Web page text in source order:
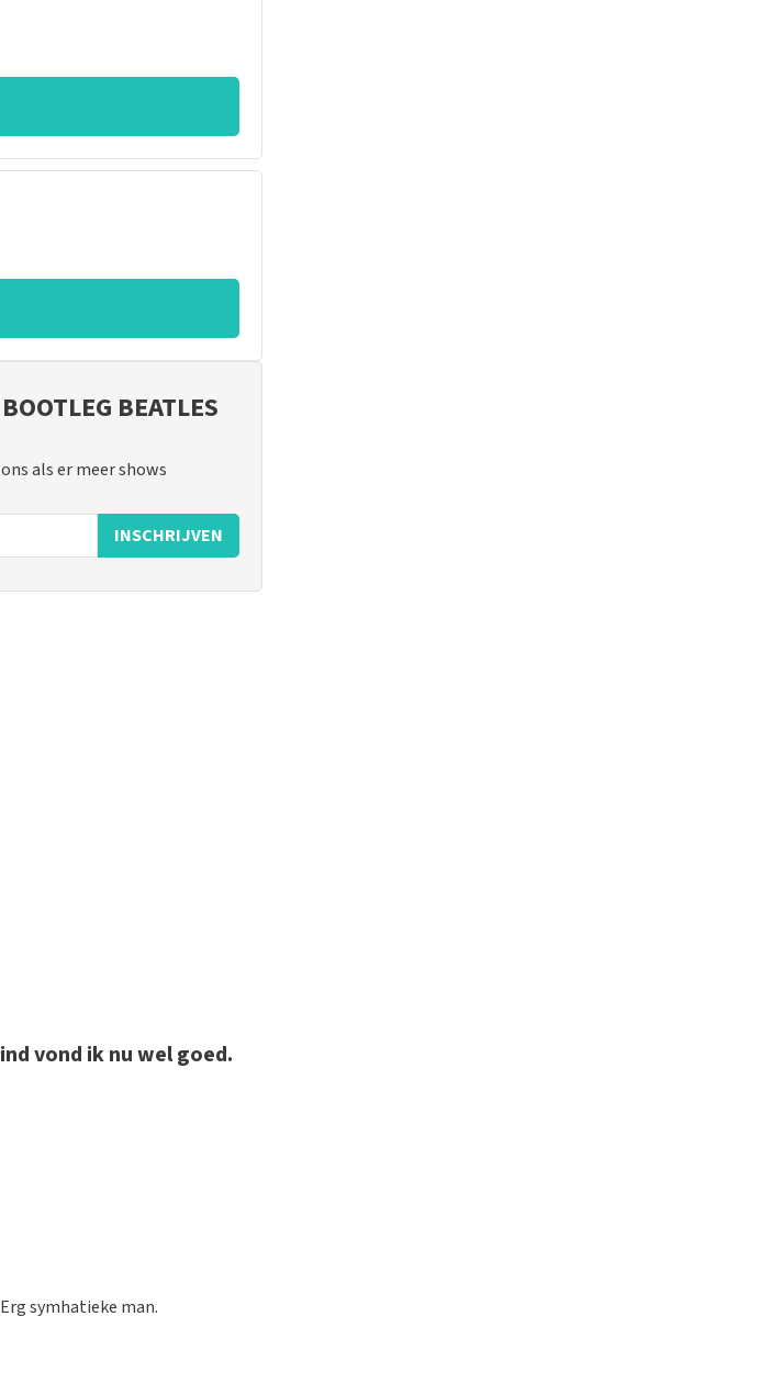
BEATLES
als er meer shows
INSCHRIJVEN
te laten als je geen tickets
niet geplaatst. Het kan enkele
vond ik nu wel goed.
hotel geboekt.
symhatieke man.